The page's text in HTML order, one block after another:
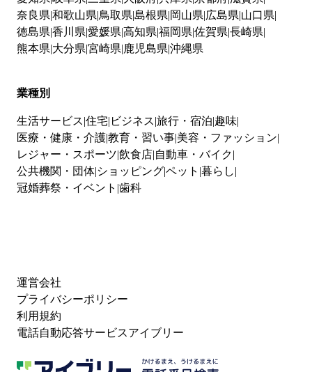
奈良県 和歌山県 鳥取県 島根県 岡山県 広島県 山口県
徳島県 香川県 愛媛県 高知県 福岡県 佐賀県 長崎県
熊本県 大分県 宮崎県 鹿児島県 沖縄県
業種別
生活サービス 住宅 ビジネス 旅行・宿泊 趣味
医療・健康・介護教育・習い事 美容・ファッション
レジャー・スポーツ 飲食店 自動車・バイク
公共機関・団体 ショッピングペット 暮らし
冠婚葬祭・イベント 歯科
運営会社
プライバシーポリシー
利用規約
電話自動応答サービスアイブリー